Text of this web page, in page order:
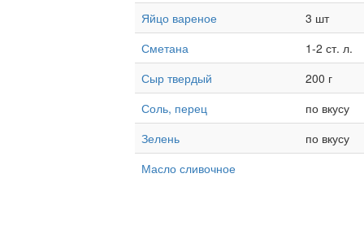
Яйцо вареное
3 шт
Сметана
1-2 ст. л.
Сыр твердый
200 г
Соль, перец
по вкусу
Зелень
по вкусу
Масло сливочное